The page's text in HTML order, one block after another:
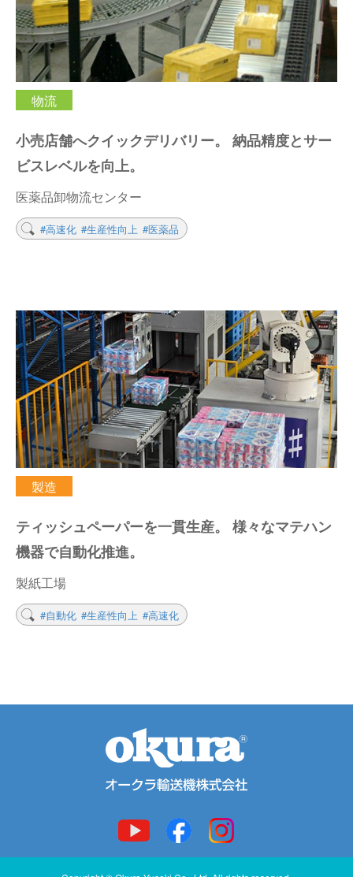
物流
小売店舗へクイックデリバリー。 納品精度とサー
ビスレベルを向上。
医薬品卸物流センター
#高速化 #生産性向上 #医薬品
製造
ティッシュペーパーを一貫生産。 様々なマテハン
機器で自動化推進。
製紙工場
#自動化 #生産性向上 #高速化